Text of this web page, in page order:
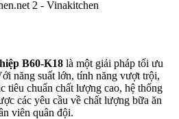
B60-K18 là một giải pháp tối ưu
năng suất lớn, tính năng vượt trội,
tiêu chuẩn chất lượng cao, hệ thống
các yêu cầu về chất lượng bữa ăn
viên quân đội.